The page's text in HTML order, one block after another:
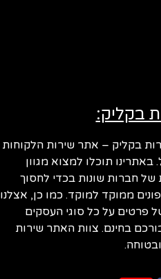
בקליק:
בקליק – אתר שירות הלקוחות
תוכלו למצוא מגוון
חברות שונות בכדי לחסוך
ממוקד למוקד. כמו כן, אצלנו
פרטים על כל סוגי העסקים
בחינם. צוות האתר שירות